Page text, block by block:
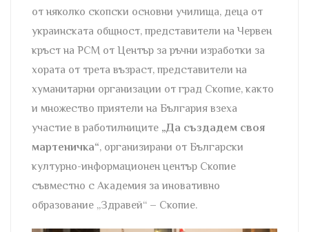
от няколко скопски основни училища, деца от
украинската общност, представители на Червен
кръст на РСМ от Център за ръчни изработки за
хората от трета възраст, представители на
хуманитарни организации от град Скопие, както
и множество приятели на България взеха
участие в работилниците „Да създадем своя
мартеничка“, организирани от Български
културно-информационен център Скопие
съвместно с Академия за иновативно
образование „Здравей“ – Скопие.